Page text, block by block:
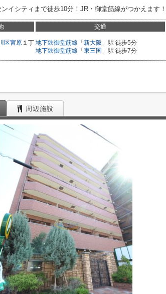
イシティまで徒歩10分！JR・御堂筋線がつかえます！
交通
区宮原 １丁 地下鉄御堂筋線 「 新大阪 」駅 徒歩5分
地下鉄御堂筋線 「 東三国 」駅 徒歩7分
周辺施設